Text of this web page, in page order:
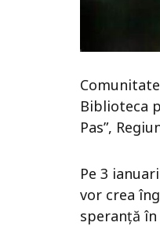
Biblioteca
Pas”,
Pe 3
vor crea
speranță